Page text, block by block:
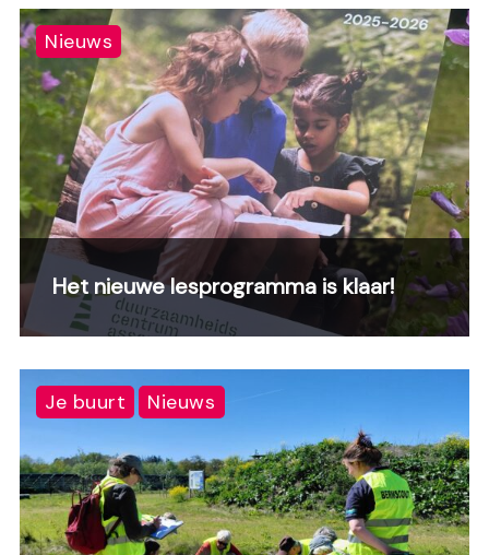
Nieuws
Het nieuwe lesprogramma is klaar!
Je buurt Nieuws